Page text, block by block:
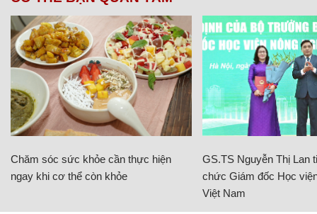
Chăm sóc sức khỏe cần thực hiện
ngay khi cơ thể còn khỏe
GS.TS Nguyễn Thị Lan
chức Giám đốc Học
Việt Nam